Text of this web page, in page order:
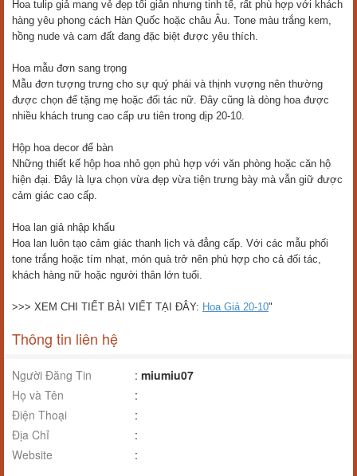
Hoa tulip giả mang vẻ đẹp tối giản nhưng tinh tế, rất phù hợp với khách
hàng yêu phong cách Hàn Quốc hoặc châu Âu. Tone màu trắng kem,
hồng nude và cam đất đang đặc biệt được yêu thích.
Hoa mẫu đơn sang trọng
Mẫu đơn tượng trưng cho sự quý phái và thịnh vượng nên thường
được chọn để tặng mẹ hoặc đối tác nữ. Đây cũng là dòng hoa được
nhiều khách trung cao cấp ưu tiên trong dịp 20-10.
Hộp hoa decor để bàn
Những thiết kế hộp hoa nhỏ gọn phù hợp với văn phòng hoặc căn hộ
hiện đại. Đây là lựa chọn vừa đẹp vừa tiện trưng bày mà vẫn giữ được
cảm giác cao cấp.
Hoa lan giả nhập khẩu
Hoa lan luôn tạo cảm giác thanh lịch và đẳng cấp. Với các mẫu phối
tone trắng hoặc tím nhạt, món quà trở nên phù hợp cho cả đối tác,
khách hàng nữ hoặc người thân lớn tuổi.
>>> XEM CHI TIẾT BÀI VIẾT TẠI ĐÂY: Hoa Giả 20-10"
Thông tin liên hệ
Người Đăng Tin : miumiu07
Họ và Tên
:
Điện Thoại
:
Địa Chỉ
:
Website
: